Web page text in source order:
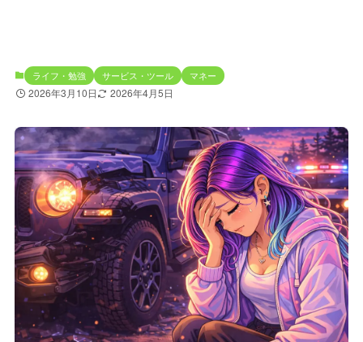
ライフ・勉強 サービス・ツール マネー
2026年3月10日 2026年4月5日